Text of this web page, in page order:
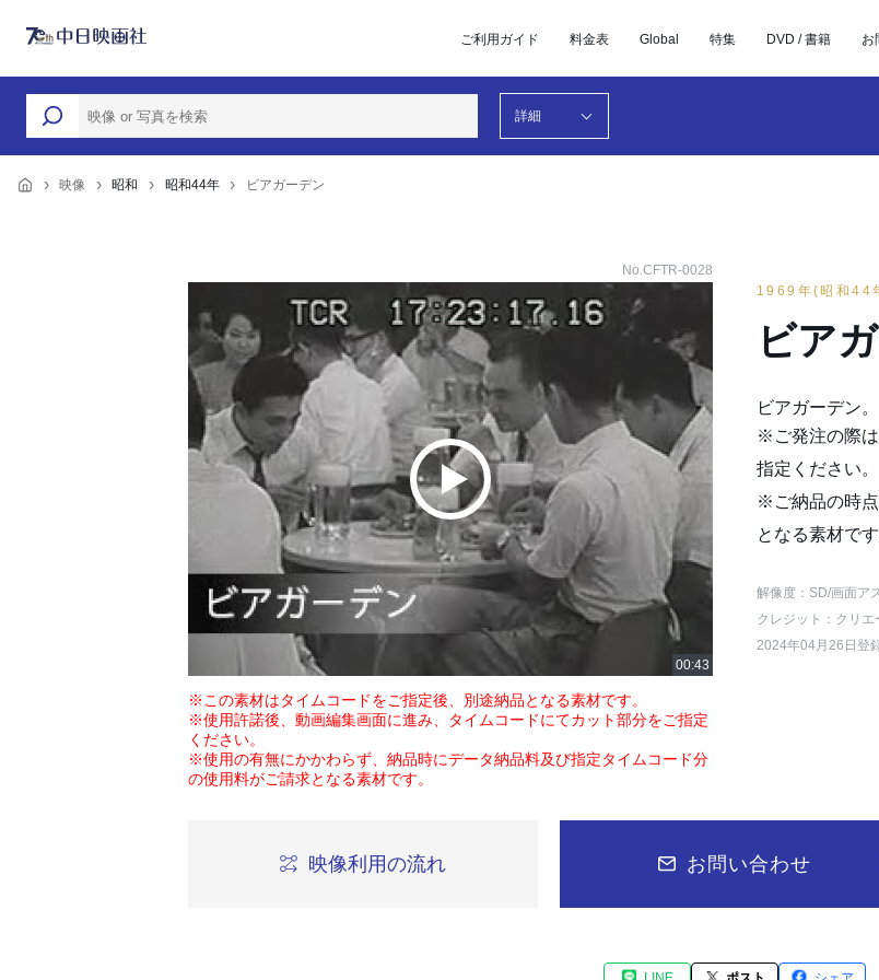
ご利用ガイド 料金表 Global 特集 DVD / 書籍 お
詳細
映像 昭和 昭和44年 ビアガーデン
No.CFTR-0028
※この素材はタイムコードをご指定後、別途納品となる素材です。
※使用許諾後、動画編集画面に進み、タイムコードにてカット部分をご指定
ください。
※使用の有無にかかわらず、納品時にデータ納品料及び指定タイムコード分
の使用料がご請求となる素材です。
1969年(昭和44
ビア
ビアガーデン。
※ご発注の際
指定ください。
※ご納品の時
となる素材です
解像度：SD/画面ア
クレジット：クリ
2024年04月26日登
映像利用の流れ お問い合わせ